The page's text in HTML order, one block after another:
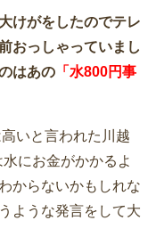
けがをしたのでテレ
おっしゃっていまし
はあの 「水800円事
いと言われた川越
にお金がかかるよ
からないかもしれな
ような発言をして大